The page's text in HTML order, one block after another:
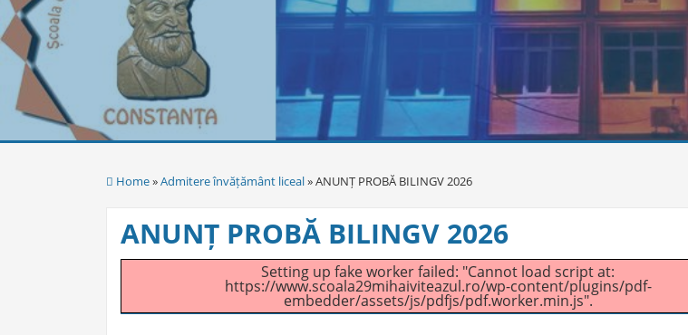
Home»Admitere învățământ liceal» ANUNȚ PROBĂ BILINGV 2026
ANUNȚ PROBĂ BILINGV 2026
Setting up fake worker failed: "Cannot load script at:
https://www.scoala29mihaiviteazul.ro/wp-content/plugins/pdf-
embedder/assets/js/pdfjs/pdf.worker.min.js".